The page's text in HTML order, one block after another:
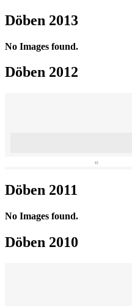
Döben 2013
No Images found.
Döben 2012
«
Döben 2011
No Images found.
Döben 2010